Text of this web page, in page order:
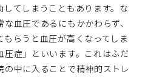
してしまうこともあります。な
血圧であるにもかかわらず、
らうと血圧が高くなってしま
圧症」といいます。これはふだ
の中に入ることで精神的ストレ